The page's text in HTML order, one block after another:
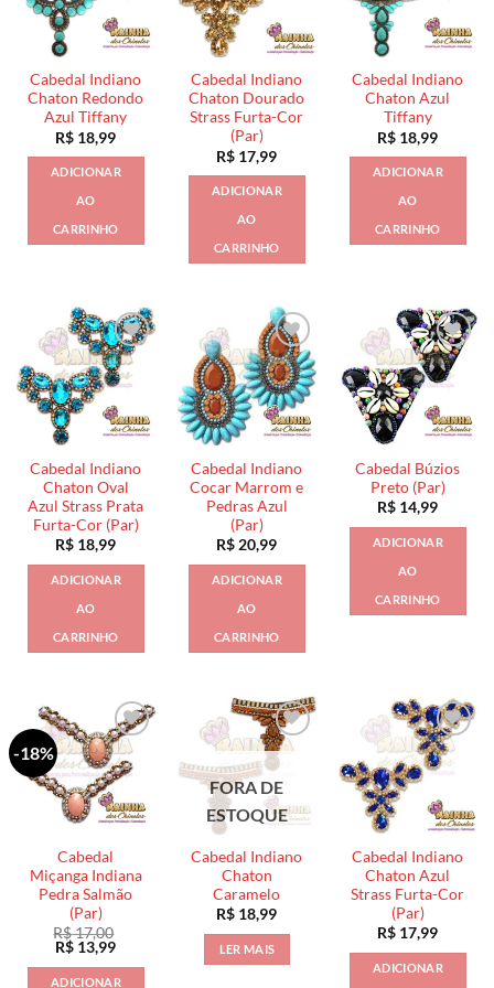
Cabedal Indiano
Chaton Redondo
Azul Tiffany
R$ 18,99
ADICIONAR
AO
CARRINHO
Cabedal Indiano
Chaton Dourado
Strass Furta-Cor
(Par)
R$ 17,99
ADICIONAR
AO
CARRINHO
Cabedal Indiano
Chaton Azul
Tiffany
R$ 18,99
ADICIONAR
AO
CARRINHO
Cabedal Indiano
Chaton Oval
Azul Strass Prata
Furta-Cor (Par)
R$ 18,99
ADICIONAR
AO
CARRINHO
Cabedal Indiano
Cocar Marrom e
Pedras Azul
(Par)
R$ 20,99
ADICIONAR
AO
CARRINHO
Cabedal Búzios
Preto (Par)
R$ 14,99
ADICIONAR
AO
CARRINHO
-18%
Cabedal
Miçanga Indiana
Pedra Salmão
(Par)
R$17,00
O
original
R$ 13,99O
atual
ADICIONAR
FORA DE
ESTOQUE
Cabedal Indiano
Chaton
Caramelo
R$ 18,99
LER MAIS
Cabedal Indiano
Chaton Azul
Strass Furta-Cor
(Par)
R$ 17,99
ADICIONAR